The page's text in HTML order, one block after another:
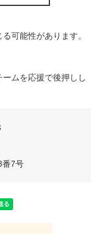
可能性があります。
ムを応援で後押しし
番7号